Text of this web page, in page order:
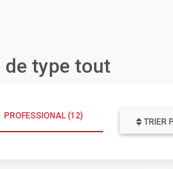
type tout
PROFESSIONAL (12)
TRIER